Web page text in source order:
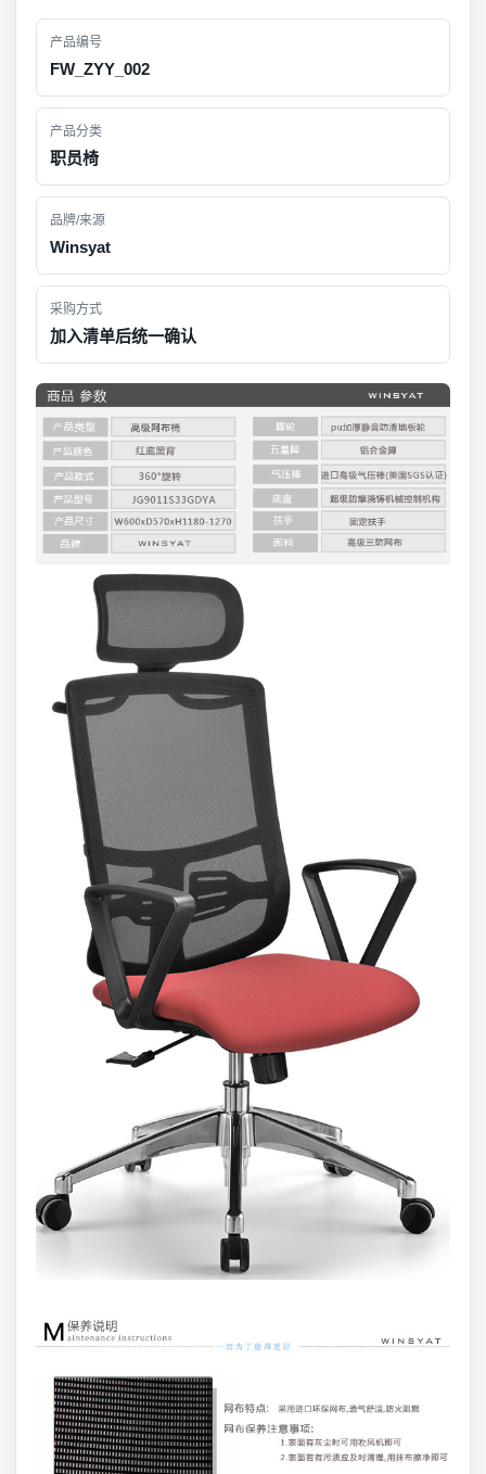
产品编号
FW_ZYY_002
产品分类
职员椅
品牌/来源
Winsyat
采购方式
加入清单后统一确认